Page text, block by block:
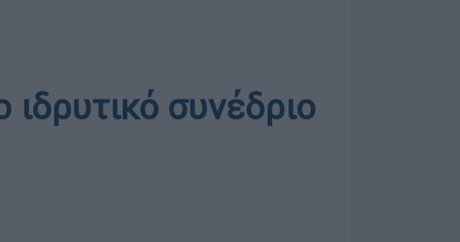
συνέδριο